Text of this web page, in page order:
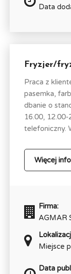
Data
Fryzjer/
Praca z
pasemka,
dbanie o
16.00,
telefoniczny.
Więcej
Firma:
AGMAR
Miejsce
Data